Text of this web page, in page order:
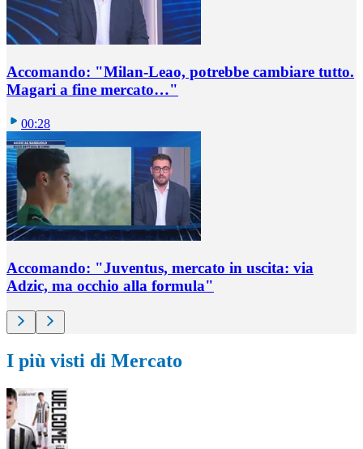
Accomando: "Milan-Leao, potrebbe cambiare tutto.
Magari a fine mercato…"
00:28
Accomando: "Juventus, mercato in uscita: via
Adzic, ma occhio alla formula"
I più visti di Mercato